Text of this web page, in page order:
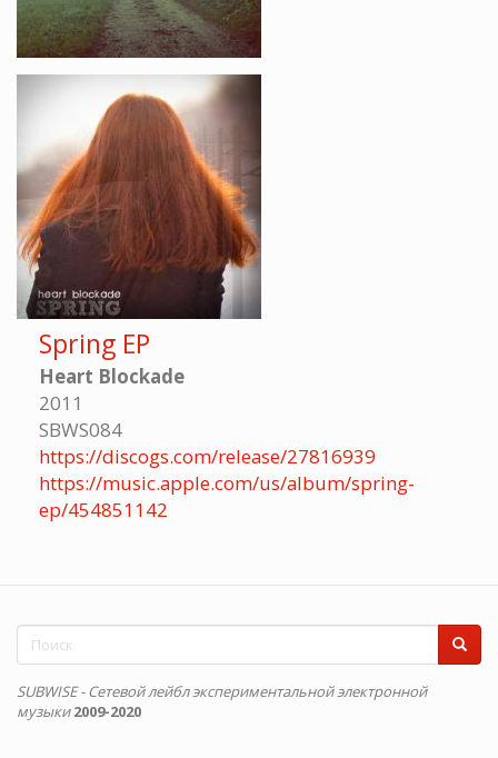
Spring EP
Heart Blockade
2011
SBWS084
https://discogs.com/release/27816939
https://music.apple.com/us/album/spring-
ep/454851142
Форма
поиска
SUBWISE - Сетевой лейбл экспериментальной электронной
музыки 2009-2020